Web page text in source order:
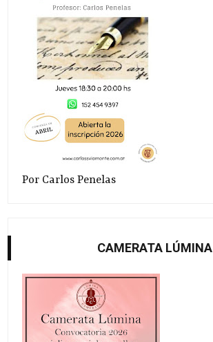
Por Carlos Penelas
CAMERATA LÚMINA